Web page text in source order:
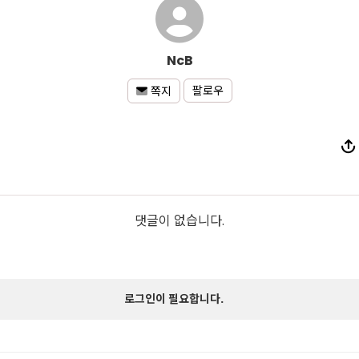
NcB
쪽지 팔로우
댓글이 없습니다.
로그인이 필요합니다.